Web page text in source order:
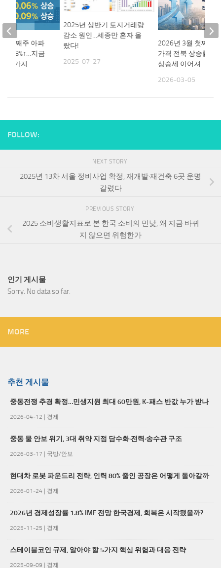
2025년 상반기 토지거래량
감소 원인…세종만 혼자 올
랐다!
2025-07-27
2026년 3월 첫째주
가격 전북 상승률 1
상승세 이어져
2026-03-05
둘째주 아파
0.18%↑…지금
한 가지
FOLLOW:
NEXT STORY
2025년 13차 서울 정비사업 확정, 재개발·재건축 6곳 운명
갈렸다
PREVIOUS STORY
2025 소비생활지표로 본 한국 소비의 민낯, 왜 지금 바뀌
지 않으면 위험한가
인기 게시물
Sorry. No data so far.
MORE
추천 게시물
중동전쟁 추경 확정…민생지원 최대 60만원, K-패스 반값 누가 받나
2026-04-12 경제
중동 물 안보 위기, 3대 취약 지점 담수화·전력·송수관 구조
2026-03-17 국방/안보
현대차 로봇 파운드리 전략, 인력 80% 줄인 공장은 어떻게 돌아갈까
2026-01-24 경제
2026년 경제성장률 1.8% IMF 전망 한국경제, 회복은 시작됐을까?
2025-11-25 경제
스테이블코인 규제, 알아야 할 5가지 핵심 위험과 대응 전략
2025-09-09 경제